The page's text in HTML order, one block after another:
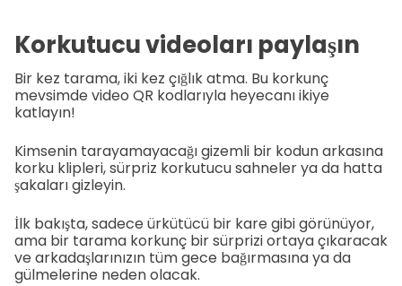
Korkutucu videoları paylaşın
Bir kez tarama, iki kez çığlık atma. Bu korkunç
mevsimde video QR kodlarıyla heyecanı ikiye
katlayın!
Kimsenin tarayamayacağı gizemli bir kodun arkasına
korku klipleri, sürpriz korkutucu sahneler ya da hatta
şakaları gizleyin.
İlk bakışta, sadece ürkütücü bir kare gibi görünüyor,
ama bir tarama korkunç bir sürprizi ortaya çıkaracak
ve arkadaşlarınızın tüm gece bağırmasına ya da
gülmelerine neden olacak.